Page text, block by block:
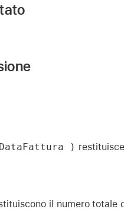
) restituisce
il numero totale